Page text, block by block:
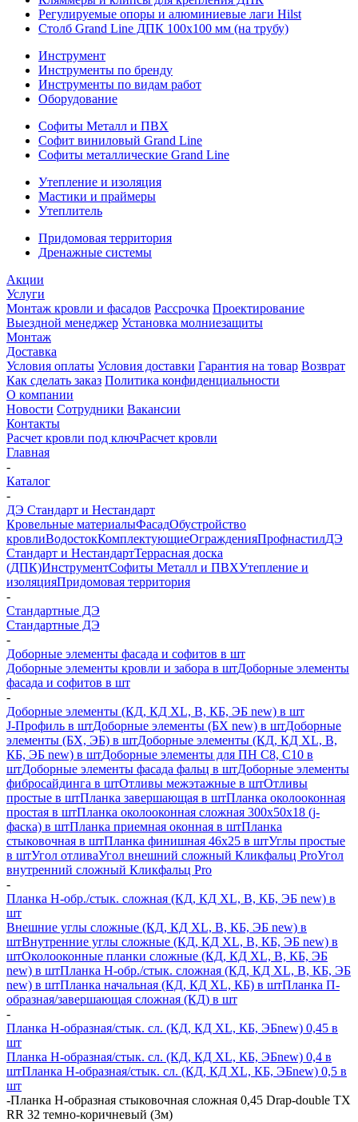
Регулируемые опоры и алюминиевые лаги Hilst
Столб Grand Line ДПК 100х100 мм (на трубу)
Инструмент
Инструменты по бренду
Инструменты по видам работ
Оборудование
Софиты Металл и ПВХ
Софит виниловый Grand Line
Софиты металлические Grand Line
Утепление и изоляция
Мастики и праймеры
Утеплитель
Придомовая территория
Дренажные системы
Акции
Услуги
Монтаж кровли и фасадов Рассрочка Проектирование
Выездной менеджер Установка молниезащиты
Монтаж
Доставка
Условия оплаты Условия доставки Гарантия на товар Возврат
Как сделать заказ Политика конфиденциальности
О компании
Новости Сотрудники Вакансии
Контакты
Расчет кровли под ключРасчет кровли
Главная
-
Каталог
-
ДЭ Стандарт и Нестандарт
Кровельные материалыФасадОбустройство
кровлиВодостокКомплектующиеОгражденияПрофнастилДЭ
Стандарт и НестандартТеррасная доска
(ДПК)ИнструментСофиты Металл и ПВХУтепление и
изоляцияПридомовая территория
-
Стандартные ДЭ
Стандартные ДЭ
-
Доборные элементы фасада и софитов в шт
Доборные элементы кровли и забора в штДоборные элементы
фасада и софитов в шт
-
Доборные элементы (КД, КД XL, В, КБ, ЭБ new) в шт
J-Профиль в штДоборные элементы (БХ new) в штДоборные
элементы (БХ, ЭБ) в штДоборные элементы (КД, КД XL, В,
КБ, ЭБ new) в штДоборные элементы для ПН С8, С10 в
штДоборные элементы фасада фальц в штДоборные элементы
фибросайдинга в штОтливы межэтажные в штОтливы
простые в штПланка завершающая в штПланка околооконная
простая в штПланка околооконная сложная 300х50х18 (j-
фаска) в штПланка приемная оконная в штПланка
стыковочная в штПланка финишная 46х25 в штУглы простые
в штУгол отливаУгол внешний сложный Кликфальц ProУгол
внутренний сложный Кликфальц Pro
-
Планка H-обр./стык. сложная (КД, КД XL, В, КБ, ЭБ new) в
шт
Внешние углы сложные (КД, КД XL, В, КБ, ЭБ new) в
штВнутренние углы сложные (КД, КД XL, В, КБ, ЭБ new) в
штОколооконные планки сложные (КД, КД XL, В, КБ, ЭБ
new) в штПланка H-обр./стык. сложная (КД, КД XL, В, КБ, ЭБ
new) в штПланка начальная (КД, КД XL, КБ) в штПланка П-
образная/завершающая сложная (КД) в шт
-
Планка H-образная/стык. сл. (КД, КД XL, КБ, ЭБnew) 0,45 в
шт
Планка H-образная/стык. сл. (КД, КД XL, КБ, ЭБnew) 0,4 в
штПланка H-образная/стык. сл. (КД, КД XL, КБ, ЭБnew) 0,5 в
шт
-Планка Н-образная стыковочная сложная 0,45 Drap-double TX
RR 32 темно-коричневый (3м)